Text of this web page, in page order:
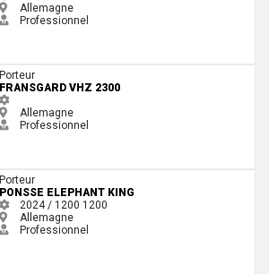
Allemagne
Professionnel
Porteur
FRANSGARD VHZ 2300
Allemagne
Professionnel
Porteur
PONSSE ELEPHANT KING
2024 / 1200 1200
Allemagne
Professionnel